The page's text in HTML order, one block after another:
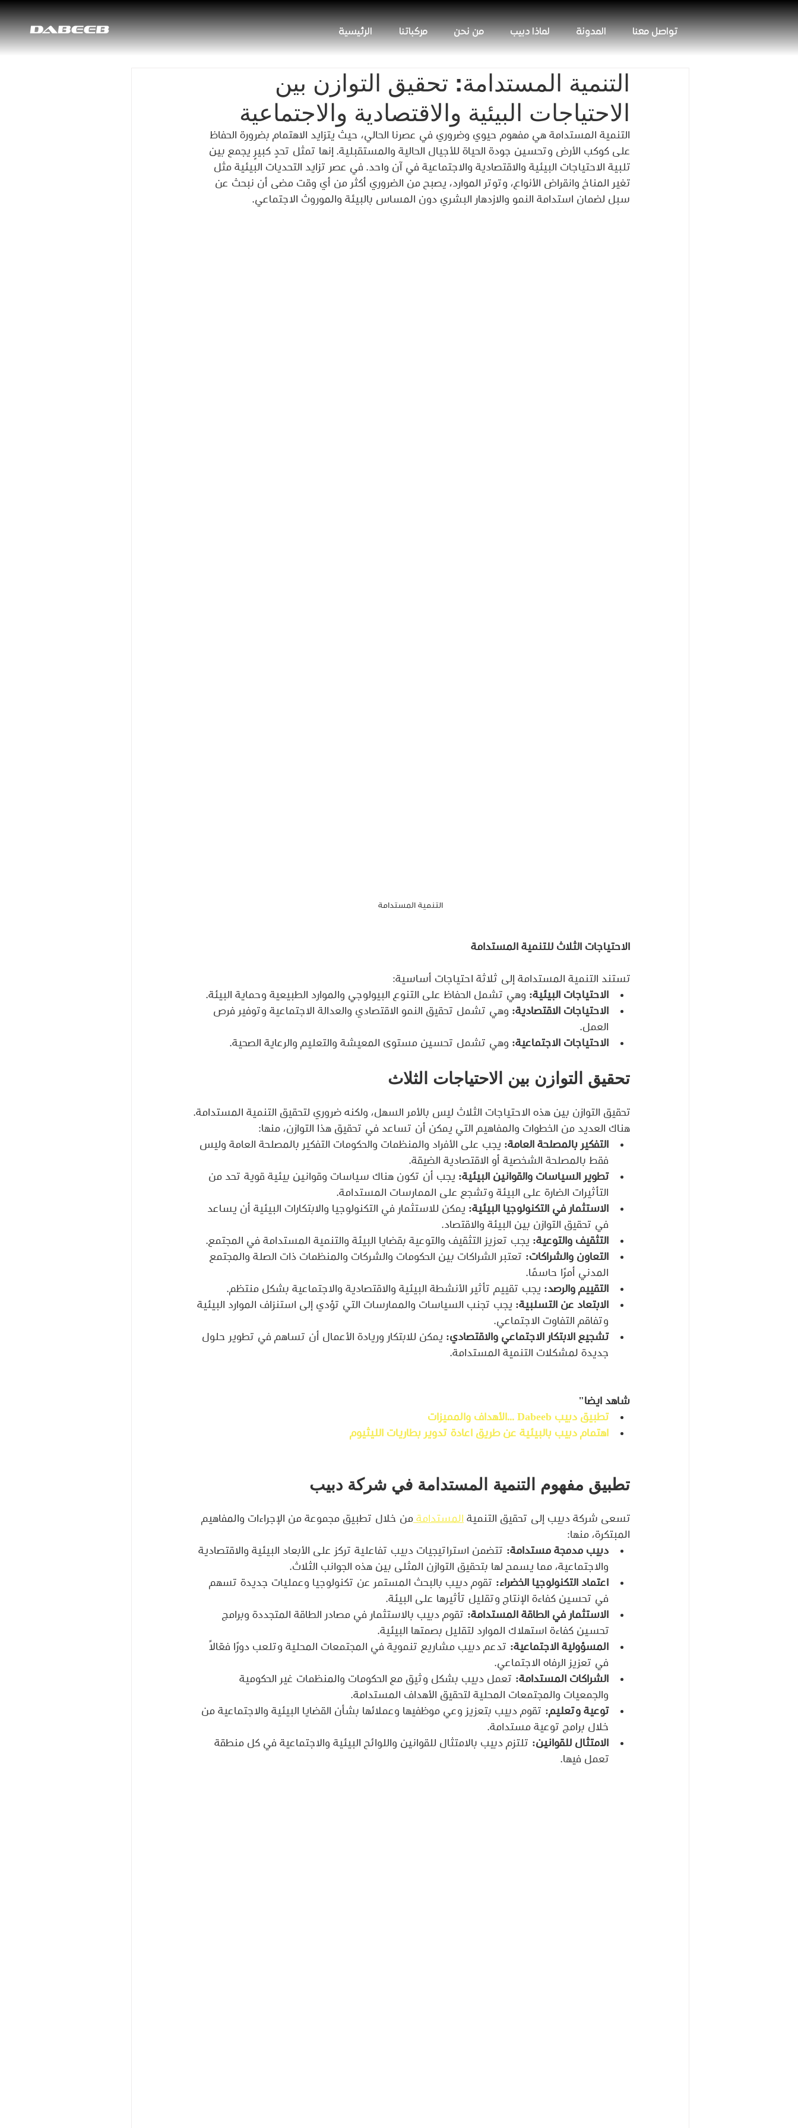
الرئيسية مركباتنا من نحن لماذا دبيب المدونة تواصل معنا
التنمية المستدامة: تحقيق التوازن بين
الاحتياجات البيئية والاقتصادية والاجتماعية
التنمية المستدامة هي مفهوم حيوي وضروري في عصرنا الحالي، حيث يتزايد الاهتمام بضرورة الحفاظ
على كوكب الأرض وتحسين جودة الحياة للأجيال الحالية والمستقبلية. إنها تمثل تحدٍ كبيرٍ يجمع بين
تلبية الاحتياجات البيئية والاقتصادية والاجتماعية في آن واحد. في عصر تزايد التحديات البيئية مثل
تغير المناخ وانقراض الأنواع، وتوتر الموارد، يصبح من الضروري أكثر من أي وقت مضى أن نبحث عن
سبل لضمان استدامة النمو والازدهار البشري دون المساس بالبيئة والموروث الاجتماعي.
التنمية المستدامة
الاحتياجات الثلاث للتنمية المستدامة
تستند التنمية المستدامة إلى ثلاثة احتياجات أساسية:
الاحتياجات البيئية: وهي تشمل الحفاظ على التنوع البيولوجي والموارد الطبيعية وحماية البيئة.
الاحتياجات الاقتصادية: وهي تشمل تحقيق النمو الاقتصادي والعدالة الاجتماعية وتوفير فرص
العمل.
الاحتياجات الاجتماعية: وهي تشمل تحسين مستوى المعيشة والتعليم والرعاية الصحية.
تحقيق التوازن بين الاحتياجات الثلاث
تحقيق التوازن بين هذه الاحتياجات الثلاث ليس بالأمر السهل، ولكنه ضروري لتحقيق التنمية المستدامة.
هناك العديد من الخطوات والمفاهيم التي يمكن أن تساعد في تحقيق هذا التوازن، منها:
التفكير بالمصلحة العامة: يجب على الأفراد والمنظمات والحكومات التفكير بالمصلحة العامة وليس
فقط بالمصلحة الشخصية أو الاقتصادية الضيقة.
تطوير السياسات والقوانين البيئية: يجب أن تكون هناك سياسات وقوانين بيئية قوية تحد من
التأثيرات الضارة على البيئة وتشجع على الممارسات المستدامة.
الاستثمار في التكنولوجيا البيئية: يمكن للاستثمار في التكنولوجيا والابتكارات البيئية أن يساعد
في تحقيق التوازن بين البيئة والاقتصاد.
التثقيف والتوعية: يجب تعزيز التثقيف والتوعية بقضايا البيئة والتنمية المستدامة في المجتمع.
التعاون والشراكات: تعتبر الشراكات بين الحكومات والشركات والمنظمات ذات الصلة والمجتمع
المدني أمرًا حاسمًا.
التقييم والرصد: يجب تقييم تأثير الأنشطة البيئية والاقتصادية والاجتماعية بشكل منتظم.
الابتعاد عن التسلبية: يجب تجنب السياسات والممارسات التي تؤدي إلى استنزاف الموارد البيئية
وتفاقم التفاوت الاجتماعي.
تشجيع الابتكار الاجتماعي والاقتصادي: يمكن للابتكار وريادة الأعمال أن تساهم في تطوير حلول
جديدة لمشكلات التنمية المستدامة.
شاهد ايضا"
تطبيق دبيب Dabeeb ...الأهداف والمميزات
اهتمام دبيب بالبيئية عن طريق اعادة تدوير بطاريات الليثيوم
تطبيق مفهوم التنمية المستدامة في شركة دبيب
تسعى شركة دبيب إلى تحقيق التنمية المستدامة من خلال تطبيق مجموعة من الإجراءات والمفاهيم
المبتكرة، منها:
دبيب مدمجة مستدامة: تتضمن استراتيجيات دبيب تفاعلية تركز على الأبعاد البيئية والاقتصادية
والاجتماعية، مما يسمح لها بتحقيق التوازن المثلى بين هذه الجوانب الثلاث.
اعتماد التكنولوجيا الخضراء: تقوم دبيب بالبحث المستمر عن تكنولوجيا وعمليات جديدة تسهم
في تحسين كفاءة الإنتاج وتقليل تأثيرها على البيئة.
الاستثمار في الطاقة المستدامة: تقوم دبيب بالاستثمار في مصادر الطاقة المتجددة وبرامج
تحسين كفاءة استهلاك الموارد لتقليل بصمتها البيئية.
المسؤولية الاجتماعية: تدعم دبيب مشاريع تنموية في المجتمعات المحلية وتلعب دورًا فعّالًا
في تعزيز الرفاه الاجتماعي.
الشراكات المستدامة: تعمل دبيب بشكل وثيق مع الحكومات والمنظمات غير الحكومية
والجمعيات والمجتمعات المحلية لتحقيق الأهداف المستدامة.
توعية وتعليم: تقوم دبيب بتعزيز وعي موظفيها وعملائها بشأن القضايا البيئية والاجتماعية من
خلال برامج توعية مستدامة.
الامتثال للقوانين: تلتزم دبيب بالامتثال للقوانين واللوائح البيئية والاجتماعية في كل منطقة
تعمل فيها.